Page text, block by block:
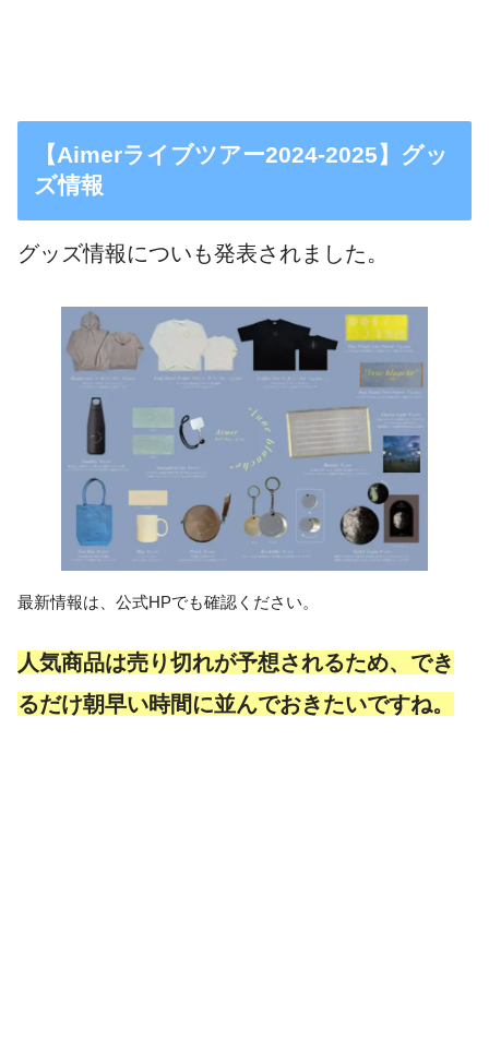
【Aimerライブツアー2024-2025】グッ
ズ情報
グッズ情報についも発表されました。
最新情報は、公式HPでも確認ください。
人気商品は売り切れが予想されるため、でき
るだけ朝早い時間に並んでおきたいですね。